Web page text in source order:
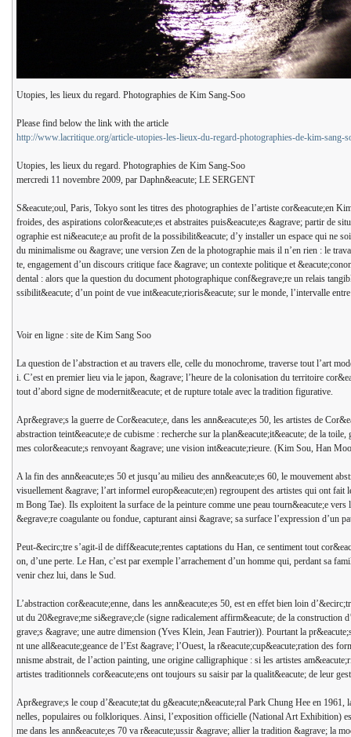
Utopies, les lieux du regard. Photographies de Kim Sang-Soo
Please find below the link with the article
http://www.lacritique.org/article-utopies-les-lieux-du-regard-photographies-de-kim-sang-
Utopies, les lieux du regard. Photographies de Kim Sang-Soo
mercredi 11 novembre 2009, par Daphn&eacute; LE SERGENT
S&eacute;oul, Paris, Tokyo sont les titres des photographies de l’artiste cor&eacute;en
froides, des aspirations color&eacute;es et abstraites puis&eacute;es &agrave; partir de
ographie est ni&eacute;e au profit de la possibilit&eacute; d’y installer un espace qui ne
du minimalisme ou &agrave; une version Zen de la photographie mais il n’en rien : le
te, engagement d’un discours critique face &agrave; un contexte politique et
dental : alors que la question du document photographique conf&egrave;re un relais
ssibilit&eacute; d’un point de vue int&eacute;rioris&eacute; sur le monde, l’intervalle
Voir en ligne : site de Kim Sang Soo
La question de l’abstraction et au travers elle, celle du monochrome, traverse tout l’art
i. C’est en premier lieu via le japon, &agrave; l’heure de la colonisation du territoire
tout d’abord signe de modernit&eacute; et de rupture totale avec la tradition figurative.
Apr&egrave;s la guerre de Cor&eacute;e, dans les ann&eacute;es 50, les artistes de
abstraction teint&eacute;e de cubisme : recherche sur la plan&eacute;it&eacute; de la
mes color&eacute;s renvoyant &agrave; une vision int&eacute;rieure. (Kim Sou, Han
A la fin des ann&eacute;es 50 et jusqu’au milieu des ann&eacute;es 60, le mouvement
visuellement &agrave; l’art informel europ&eacute;en) regroupent des artistes qui ont
m Bong Tae). Ils exploitent la surface de la peinture comme une peau tourn&eacute;e
&egrave;re coagulante ou fondue, capturant ainsi &agrave; sa surface l’expression d’un
Peut-&ecirc;tre s’agit-il de diff&eacute;rentes captations du Han, ce sentiment tout
on, d’une perte. Le Han, c’est par exemple l’arrachement d’un homme qui, perdant sa
venir chez lui, dans le Sud.
L’abstraction cor&eacute;enne, dans les ann&eacute;es 50, est en effet bien loin
ut du 20&egrave;me si&egrave;cle (signe radicalement affirm&eacute; de la construction
grave;s &agrave; une autre dimension (Yves Klein, Jean Fautrier)). Pourtant la
nt une all&eacute;geance de l’Est &agrave; l’Ouest, la r&eacute;cup&eacute;ration des
nnisme abstrait, de l’action painting, une origine calligraphique : si les artistes
artistes traditionnels cor&eacute;ens ont toujours su saisir par la qualit&eacute; de leur
Apr&egrave;s le coup d’&eacute;tat du g&eacute;n&eacute;ral Park Chung Hee en
nelles, populaires ou folkloriques. Ainsi, l’exposition officielle (National Art Exhibition)
me dans les ann&eacute;es 70 va r&eacute;ussir &agrave; allier la tradition &agrave; la